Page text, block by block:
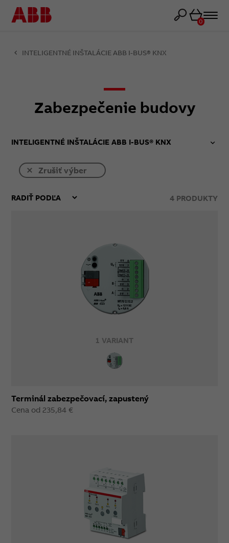
Košík
0
INTELIGENTNÉ INŠTALÁCIE ABB I-BUS® KNX
Zabezpečenie budovy
INTELIGENTNÉ INŠTALÁCIE ABB I-BUS® KNX
Zrušiť výber
4PRODUKTY
1 VARIANT
Terminál zabezpečovací, zapustený
Cena od 235,84 €